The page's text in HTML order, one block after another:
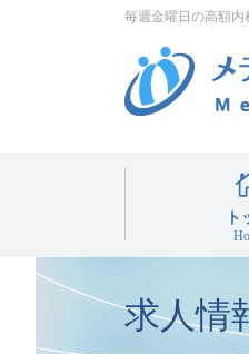
毎週金曜日の高額
ト
求人情